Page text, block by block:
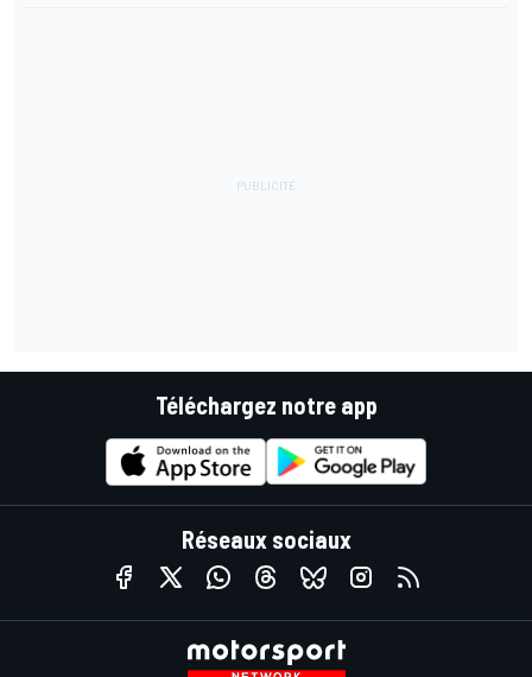
Téléchargez notre app
Réseaux sociaux